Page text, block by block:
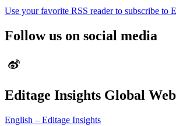
Use your favorite RSS reader to subscribe to
Follow us on social media
Editage Insights Global
English – Editage Insights